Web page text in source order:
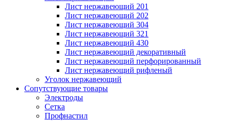
Лист нержавеющий 201
Лист нержавеющий 202
Лист нержавеющий 304
Лист нержавеющий 321
Лист нержавеющий 430
Лист нержавеющий декоративный
Лист нержавеющий перфорированный
Лист нержавеющий рифленый
Уголок нержавеющий
Cопутствующие товары
Электроды
Сетка
Профнастил